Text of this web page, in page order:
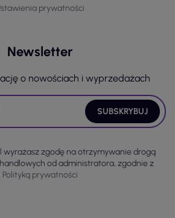
prywatności
Newsletter
o nowościach i wyprzedażach
wyrażasz zgodę na otrzymywanie drogą
od administratora, zgodnie z
Polityką prywatności